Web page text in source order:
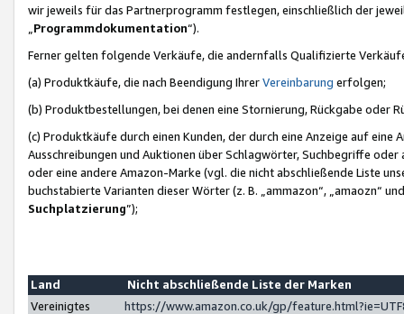
wir jeweils für das Partnerprogramm festlegen, einschließlich der
Programmdokumentation“).
Ferner gelten folgende Verkäufe, die andernfalls Qualifizierte
(a) Produktkäufe, die nach Beendigung IhrerVereinbarung erfolgen;
(b) Produktbestellungen, bei denen eine Stornierung, Rückgabe oder
(c) Produktkäufe durch einen Kunden, der durch eine Anzeige auf
Ausschreibungen und Auktionen über Schlagwörter, Suchbegriffe
oder eine andere Amazon-Marke (vgl. die nicht abschließende Liste
buchstabierte Varianten dieser Wörter (z. B. „ammazon“, „amaozn“
Suchplatzierung”);
Land
Nicht abschließende Liste der Marken
Vereinigtes
https://www.amazon.co.uk/gp/